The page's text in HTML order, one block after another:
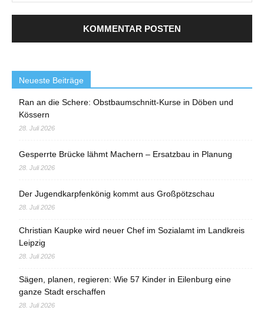
Neueste Beiträge
Ran an die Schere: Obstbaumschnitt-Kurse in Döben und
Kössern
28. Juli 2026
Gesperrte Brücke lähmt Machern – Ersatzbau in Planung
28. Juli 2026
Der Jugendkarpfenkönig kommt aus Großpötzschau
28. Juli 2026
Christian Kaupke wird neuer Chef im Sozialamt im Landkreis
Leipzig
28. Juli 2026
Sägen, planen, regieren: Wie 57 Kinder in Eilenburg eine
ganze Stadt erschaffen
28. Juli 2026